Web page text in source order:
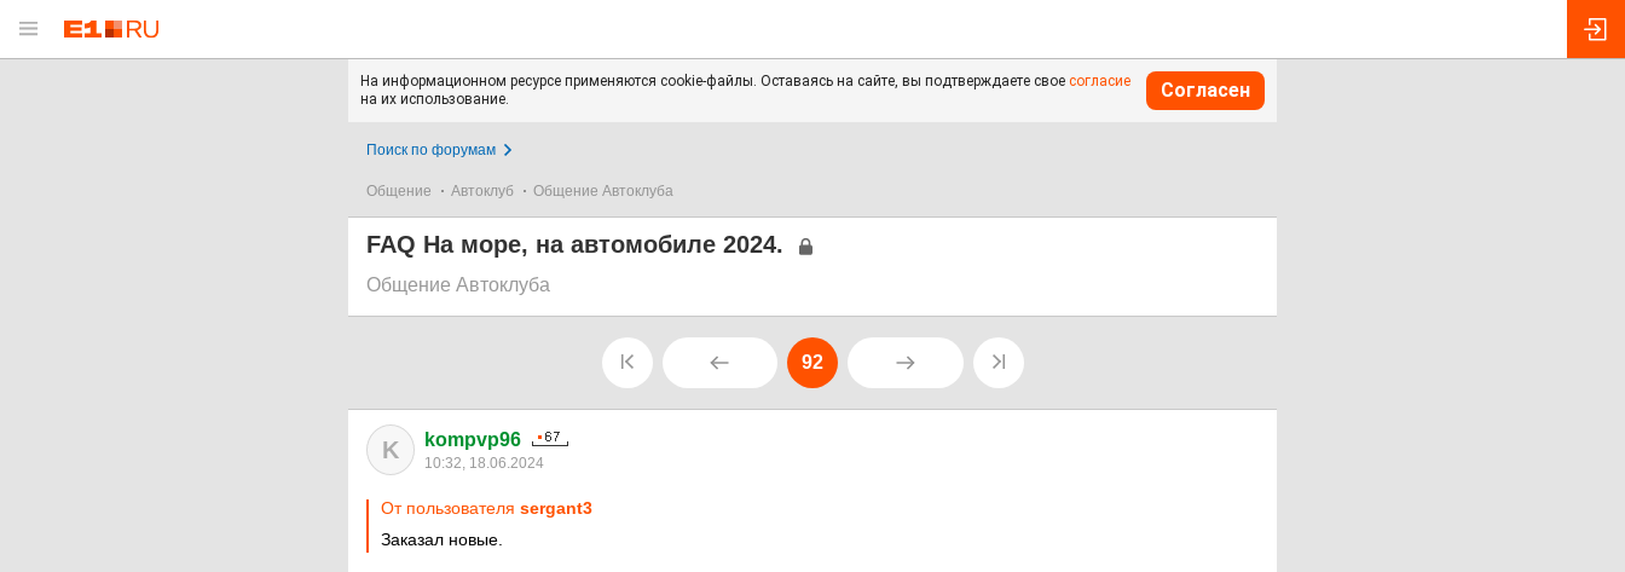
На информационном ресурсе применяются cookie-файлы. Оставаясь на сайте, вы подтверждаете свое согласие
на их использование.
Согласен
Поиск по форумам
Общение Автоклуб Общение Автоклуба
FAQ На море, на автомобиле 2024.
Общение Автоклуба
92
K kompvp96
10:32, 18.06.2024
От пользователя sergant3
Заказал новые.